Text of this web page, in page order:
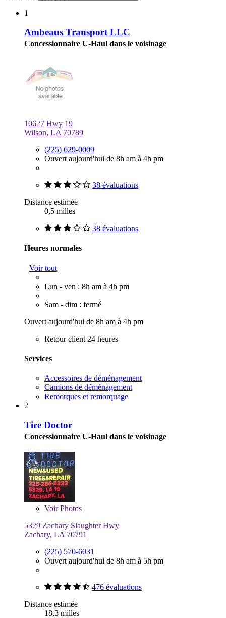
1
Ambeaus Transport LLC
Concessionnaire U-Haul dans le voisinage
10627 Hwy 19
Wilson, LA 70789
(225) 629-0009
Ouvert aujourd'hui de 8h am à 4h pm
38 évaluations
Distance estimée
0,5 milles
38 évaluations
Heures normales
Voir tout
Lun - ven : 8h am à 4h pm
Sam - dim : fermé
Ouvert aujourd'hui de 8h am à 4h pm
Retour client 24 heures
Services
Accessoires de déménagement
Camions de déménagement
Remorques et remorquage
2
Tire Doctor
Concessionnaire U-Haul dans le voisinage
VoirPhotos
5329 Zachary Slaughter Hwy
Zachary, LA 70791
(225) 570-6031
Ouvert aujourd'hui de 8h am à 5h pm
476 évaluations
Distance estimée
18,3 milles